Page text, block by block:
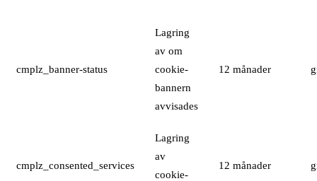
cmplz_banner-status
Lagring
av om
cookie-
bannern
avvisades
12 månader
cmplz_consented_services
Lagring
av
cookie-
12 månader